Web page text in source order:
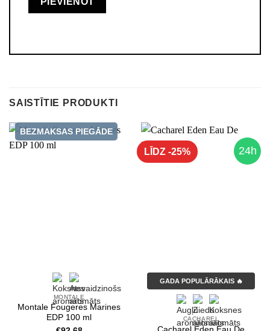
SAISTĪTIE PRODUKTI
BEZMAKSAS PIEGĀDE
MONTALE
Montale Fougeres Marines
EDP 100 ml
24h
LĪDZ -25%
GADA POPULĀRĀKAIS 🔥
CACHAREL